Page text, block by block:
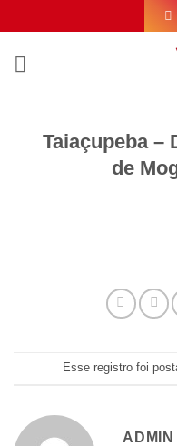
to
content
Taiaçupeba –
de
Esse registro foi
ADMIN